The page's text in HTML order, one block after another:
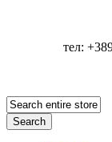
тел:
Search